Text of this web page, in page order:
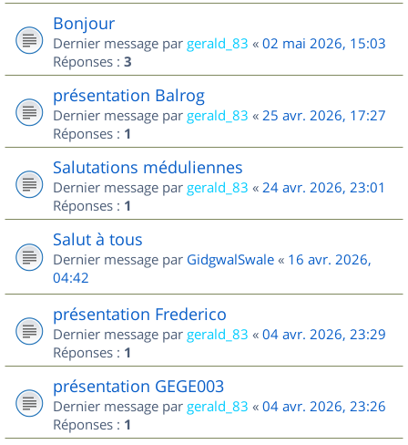
Bonjour
Dernier message par gerald_83 « 02 mai 2026, 15:03
Réponses : 3
présentation Balrog
Dernier message par gerald_83 « 25 avr. 2026, 17:27
Réponses : 1
Salutations méduliennes
Dernier message par gerald_83 « 24 avr. 2026, 23:01
Réponses : 1
Salut à tous
Dernier message par GidgwalSwale « 16 avr. 2026,
04:42
présentation Frederico
Dernier message par gerald_83 « 04 avr. 2026, 23:29
Réponses : 1
présentation GEGE003
Dernier message par gerald_83 « 04 avr. 2026, 23:26
Réponses : 1